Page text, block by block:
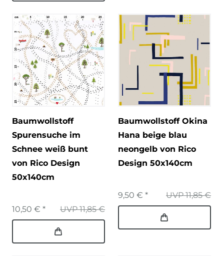
Baumwollstoff
Spurensuche im
Schnee weiß bunt
von Rico Design
50x140cm
UVP 11,85 €
10,50 € *
Baumwollstoff Okina
Hana beige blau
neongelb von Rico
Design 50x140cm
UVP 11,85 €
9,50 € *